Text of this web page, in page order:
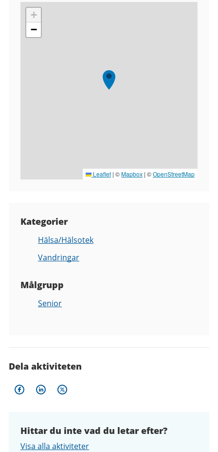
+
−
Leaflet | ©Mapbox | ©OpenStreetMap
Kategorier
Hälsa/Hälsotek
Vandringar
Målgrupp
Senior
Dela aktiviteten
Hittar du inte vad du letar efter?
Visa alla aktiviteter